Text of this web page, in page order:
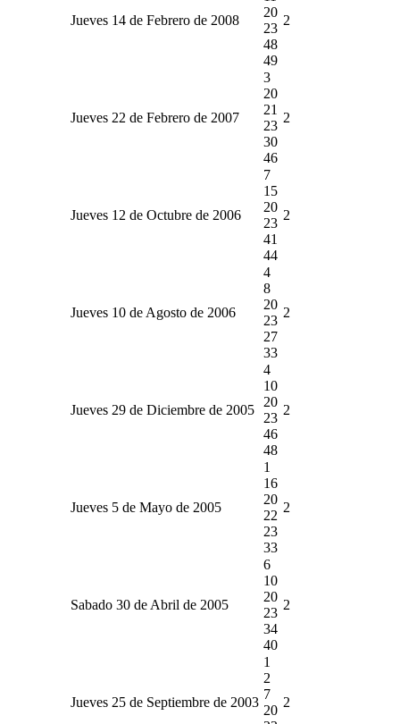
Jueves 14 de Febrero de 2008
20
23
48
49
2
Jueves 22 de Febrero de 2007
3
20
21
23
30
46
2
Jueves 12 de Octubre de 2006
7
15
20
23
41
44
2
Jueves 10 de Agosto de 2006
4
8
20
23
27
33
2
Jueves 29 de Diciembre de 2005
4
10
20
23
46
48
2
Jueves 5 de Mayo de 2005
1
16
20
22
23
33
2
Sabado 30 de Abril de 2005
6
10
20
23
34
40
2
Jueves 25 de Septiembre de 2003
1
2
7
20
2